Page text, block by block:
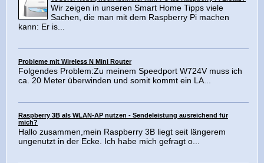
Wir zeigen in unseren Smart Home Tipps viele
Sachen, die man mit dem Raspberry Pi machen
kann: Er is...
Probleme mit Wireless N Mini Router
Folgendes Problem:Zu meinem Speedport W724V muss ich
ca. 20 Meter überwinden und somit kommt ein LA...
Raspberry 3B als WLAN-AP nutzen - Sendeleistung ausreichend für
mich?
Hallo zusammen,mein Raspberry 3B liegt seit längerem
ungenutzt in der Ecke. Ich habe mich gefragt o...